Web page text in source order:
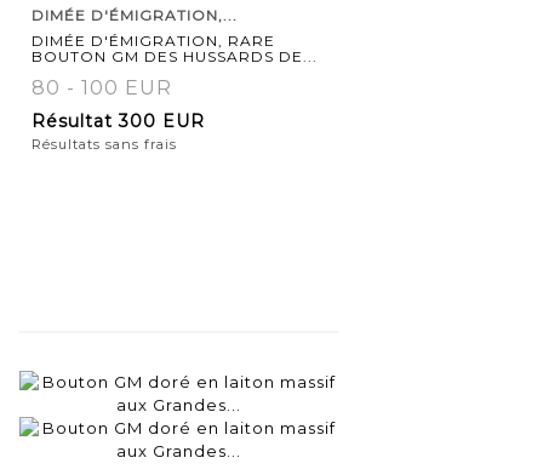
DIMÉE D'ÉMIGRATION,...
DIMÉE D'ÉMIGRATION, RARE
BOUTON GM DES HUSSARDS DE...
80 - 100 EUR
Résultat300 EUR
Résultats sans frais